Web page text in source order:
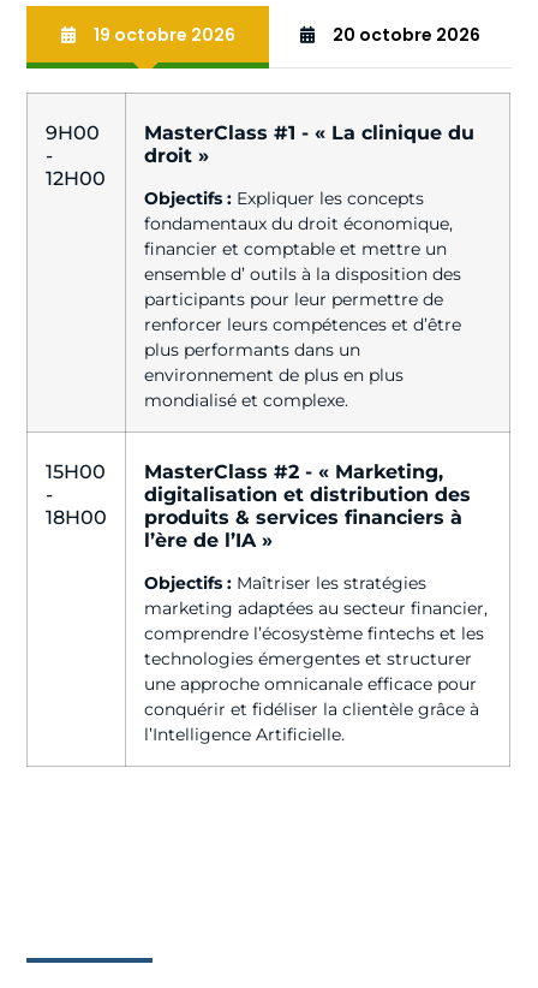
19 octobre 2026 20 octobre 2026
9H00
-
12H00
MasterClass #1 - « La clinique du
droit »
Objectifs : Expliquer les concepts
fondamentaux du droit économique,
financier et comptable et mettre un
ensemble d’ outils à la disposition des
participants pour leur permettre de
renforcer leurs compétences et d’être
plus performants dans un
environnement de plus en plus
mondialisé et complexe.
15H00
-
18H00
MasterClass #2 - « Marketing,
digitalisation et distribution des
produits & services financiers à
l’ère de l’IA »
Objectifs : Maîtriser les stratégies
marketing adaptées au secteur financier,
comprendre l’écosystème fintechs et les
technologies émergentes et structurer
une approche omnicanale efficace pour
conquérir et fidéliser la clientèle grâce à
l’Intelligence Artificielle.